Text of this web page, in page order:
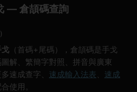
— 倉頡碼查詢
（首碼+尾碼），倉頡碼是手戈
解、繁簡字對照、拼音與廣東
速成查字、 速成輸入法表、 速成
使用。